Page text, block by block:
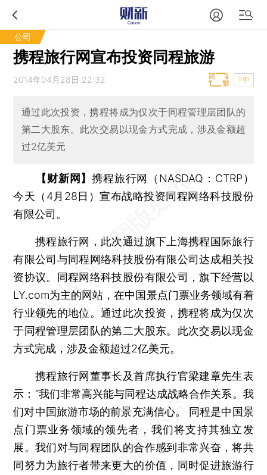
公司
携程旅行网宣布投资同程旅游
2014年04月28日 22:32 T中
通过此次投资，携程将成为仅次于同程管理层团队的
第二大股东。此次交易以现金方式完成，涉及金额超
过2亿美元
【财新网】携程旅行网（NASDAQ：CTRP）
今天（4月28日）宣布战略投资同程网络科技股份
有限公司。
携程旅行网，此次通过旗下上海携程国际旅行
有限公司与同程网络科技股份有限公司达成相关投
资协议。同程网络科技股份有限公司，旗下经营以
LY.com为主的网站，在中国景点门票业务领域有着
行业领先的地位。通过此次投资，携程将成为仅次
于同程管理层团队的第二大股东。此次交易以现金
方式完成，涉及金额超过2亿美元。
携程旅行网董事长及首席执行官梁建章先生表
示：“我们非常高兴能与同程达成战略合作关系。我
们对中国旅游市场的前景充满信心。 同程是中国景
点门票业务领域的领先者，我们将支持其独立发
展。我们对与同程团队的合作感到非常兴奋，将共
同努力为旅行者带来更大的价值，同时促进旅游行